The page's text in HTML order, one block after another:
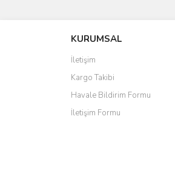
Ürün resmi kalitesiz,
Ürün
Ürün bilgilerinde
Ürün fiyatı diğer
Bu ürüne benzer
KURUMSAL
İletişim
Kargo Takibi
Havale Bildirim Formu
İletişim Formu